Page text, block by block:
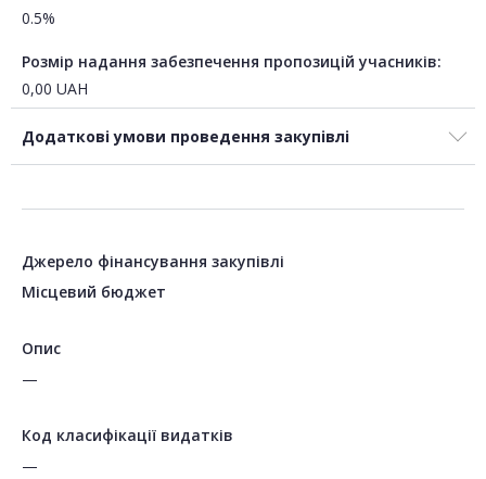
0.5%
Розмір надання забезпечення пропозицій учасників:
0,00 UAH
Додаткові умови проведення закупівлі
Джерело фінансування закупівлі
Місцевий бюджет
Опис
—
Код класифікації видатків
—